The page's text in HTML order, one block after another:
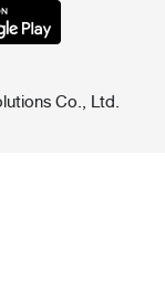
Co., Ltd.